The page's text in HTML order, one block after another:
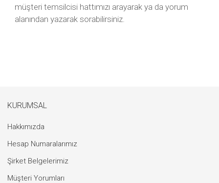
müşteri temsilcisi hattımızı arayarak ya da yorum
alanından yazarak sorabilirsiniz.
KURUMSAL
Hakkımızda
Hesap Numaralarımız
Şirket Belgelerimiz
Müşteri Yorumları